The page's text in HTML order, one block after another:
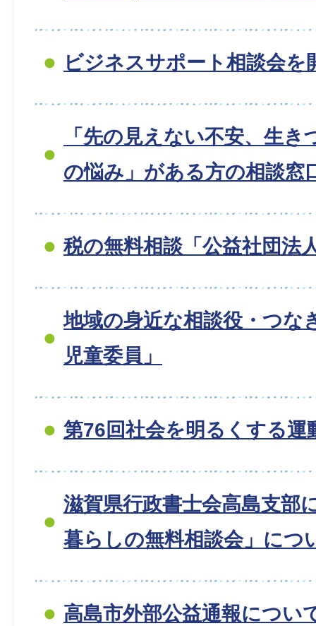
ビジネスサポート相談会を
「先の見えない不安、生
の悩み」がある方の相談窓
税の無料相談「公益社団法
地域の身近な相談役・つな
児童委員」
第76回社会を明るくする運
滋賀県行政書士会高島支部
暮らしの無料相談会」につ
高島市外部公益通報につい